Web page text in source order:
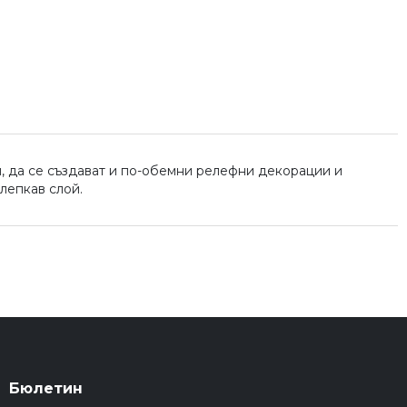
да се създават и по-обемни релефни декорации и
слой.
Бюлетин